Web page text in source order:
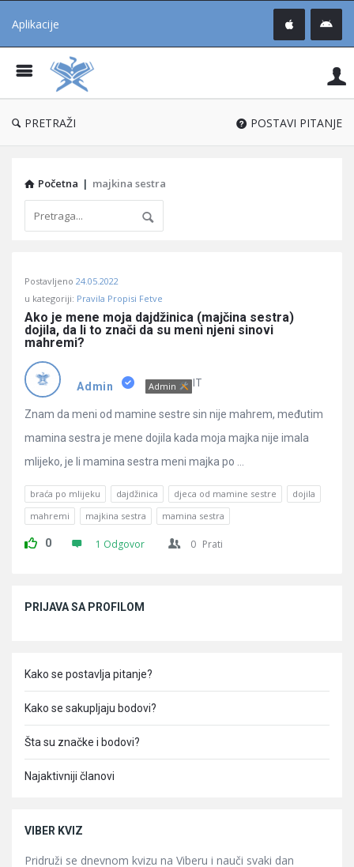
Aplikacije
®
PRETRAŽI POSTAVI PITANJE
Početna | majkina sestra
Učene
Latest
Pitanja
Postavljeno 24.05.2022
u kategoriji: Pravila Propisi Fetve
Ako je mene moja dajdžinica (majčina sestra)
dojila, da li to znači da su meni njeni sinovi
mahremi?
Admin Admin IT
Znam da meni od mamine sestre sin nije mahrem, međutim
mamina sestra je mene dojila kada moja majka nije imala
mlijeko, je li mamina sestra meni majka po ...
braća po mlijeku dajdžinica djeca od mamine sestre
dojila
mahremi
majkina sestra mamina sestra
0 1 Odgovor 0 Prati
PRIJAVA SA PROFILOM
Kako se postavlja pitanje?
Kako se sakupljaju bodovi?
Šta su značke i bodovi?
Najaktivniji članovi
VIBER KVIZ
Pridruži se dnevnom kvizu na Viberu i nauči svaki dan